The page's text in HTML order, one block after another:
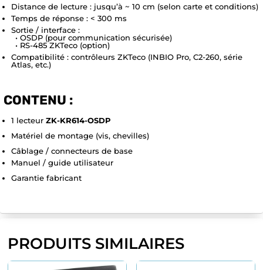
Distance de lecture : jusqu’à ~ 10 cm (selon carte et conditions)
Temps de réponse : < 300 ms
Sortie / interface :
• OSDP (pour communication sécurisée)
• RS-485 ZKTeco (option)
Compatibilité : contrôleurs ZKTeco (INBIO Pro, C2-260, série
Atlas, etc.)
CONTENU :
1 lecteur ZK-KR614-OSDP
Matériel de montage (vis, chevilles)
Câblage / connecteurs de base
Manuel / guide utilisateur
Garantie fabricant
PRODUITS SIMILAIRES